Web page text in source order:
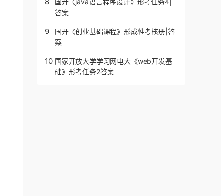
国开《java语言程序设计》形考任务4|
答案
9
国开《创业基础课程》形成性考核册|答
案
10 国家开放大学学习网电大《web开发基
础》形考任务2答案